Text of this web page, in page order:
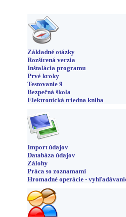
Základné otázky
Rozšírená verzia
Inštalácia programu
Prvé kroky
Testovanie 9
Bezpečná škola
Elektronická triedna kniha
Import údajov
Databáza údajov
Zálohy
Práca so zoznamami
Hromadné operácie -